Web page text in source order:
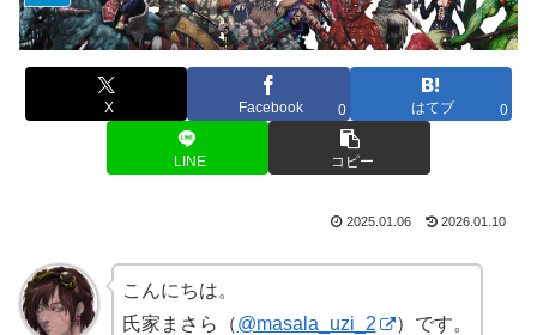
X Facebook 0 はてブ 0
LINE コピー
2025.01.06 2026.01.10
こんにちは。
氏家まさら（@masala_uzi_2 ）です。